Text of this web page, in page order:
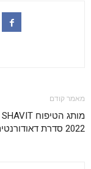
מאמר קודם
2022 סדרת דאודורנטים